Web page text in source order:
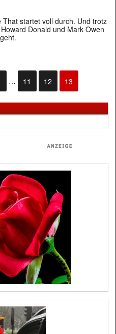
startet voll durch. Und trotz
Donald und Mark Owen
… 11 12 13